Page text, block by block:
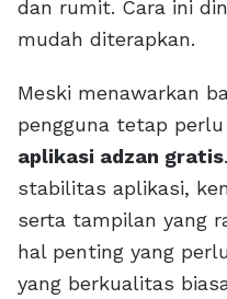
dan rumit. Cara ini
mudah diterapkan.
Meski menawarkan
pengguna tetap
aplikasi adzan gratis
stabilitas aplikasi,
serta tampilan yang
hal penting yang
yang berkualitas